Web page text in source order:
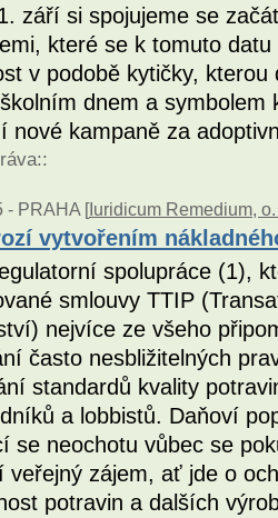
září si spojujeme se
které se k tomuto
v podobě kytičky,
dnem a symbolem
nové kampaně za
::
- PRAHA [Iuridicum Remedium,
vytvořením
spolupráce (1),
smlouvy TTIP
nejvíce ze všeho
často nesbližitelných
standardů kvality
a lobbistů. Daňoví
se neochotu vůbec se
veřejný zájem, ať jde o
potravin a dalších